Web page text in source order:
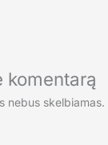
komentarą
nebus skelbiamas.